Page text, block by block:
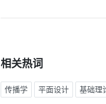
相关热词
传播学 平面设计 基础理